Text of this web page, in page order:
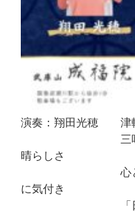
演奏：翔田光穂 津軽
三味線を通し
晴らしさ
心と体に与え
に気付き
「日本の音色